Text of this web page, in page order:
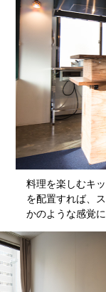
料理を楽しむキ
を配置すれば、
かのような感覚に